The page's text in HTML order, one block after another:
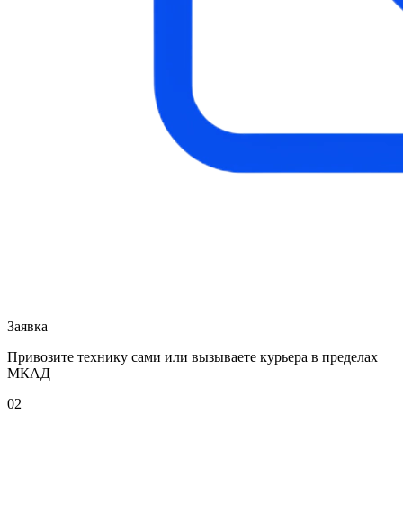
Заявка
Привозите технику сами или вызываете курьера в пределах
МКАД
02